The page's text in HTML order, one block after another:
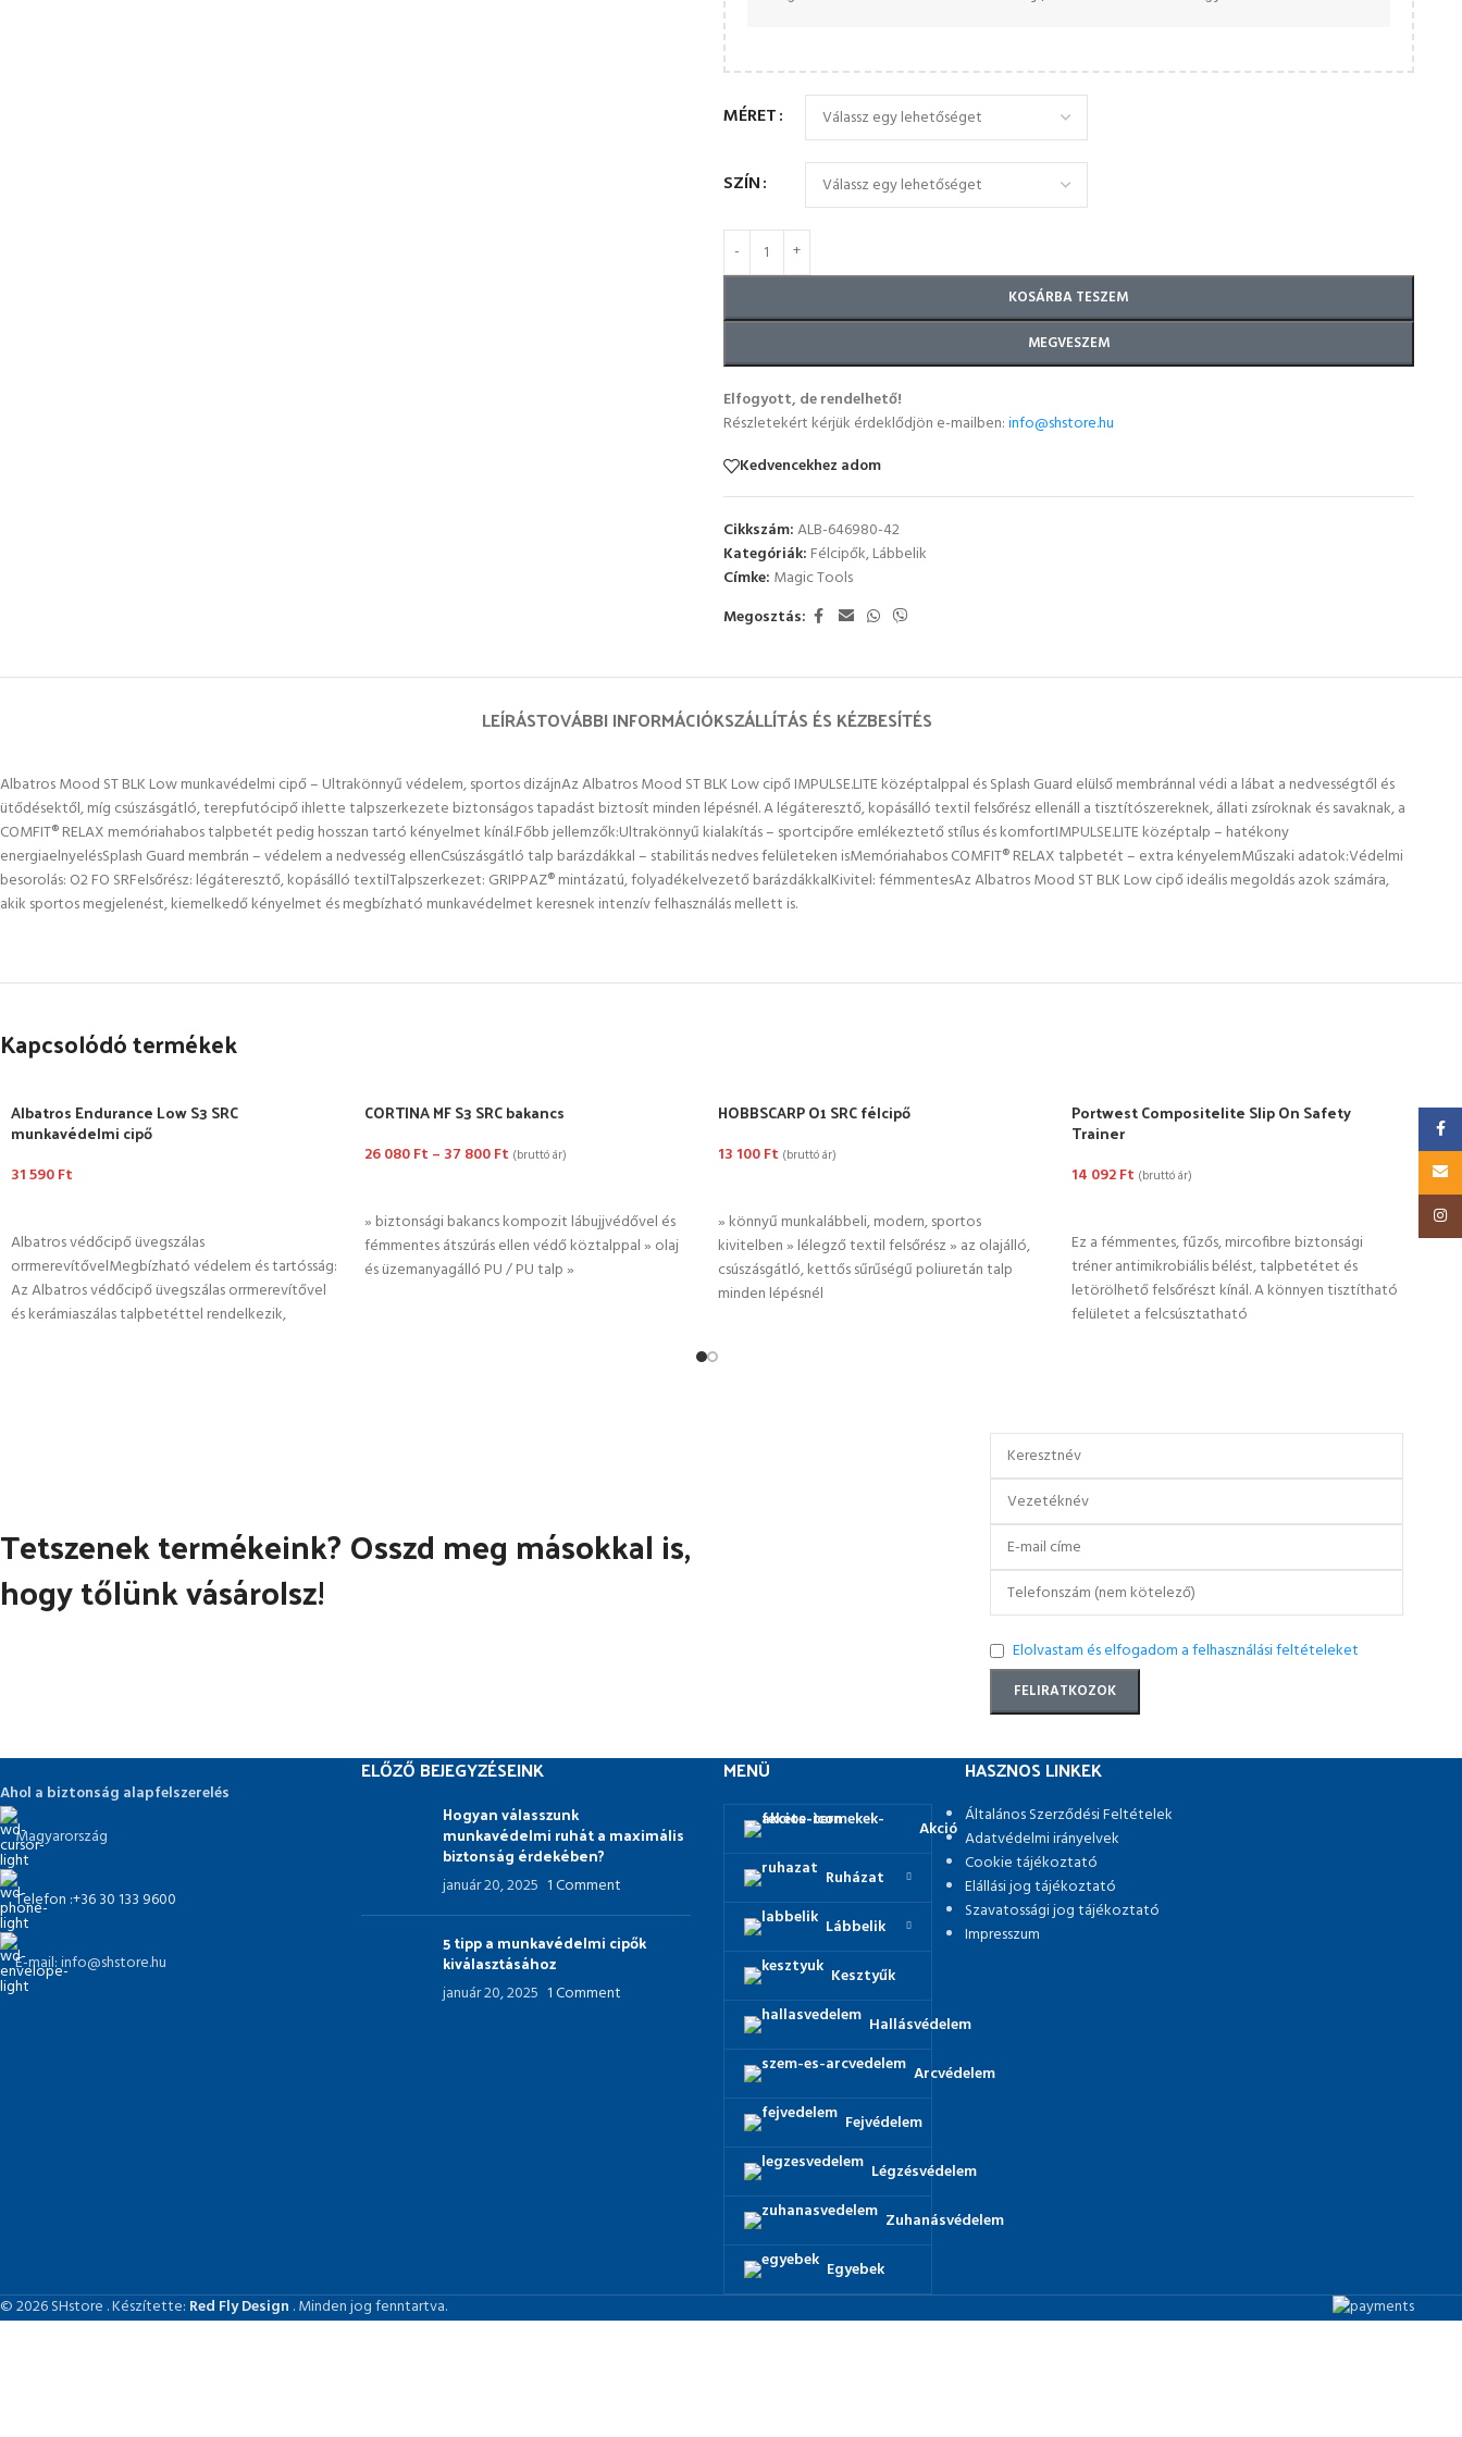
MÉRET
SZÍN
KOSÁRBA TESZEM
MEGVESZEM
Elfogyott, de rendelhető!
Részletekért kérjük érdeklődjön e-mailben:info@shstore.hu
Kedvencekhez adom
Cikkszám:ALB-646980-42
Kategóriák: Félcipők,Lábbelik
Címke: Magic Tools
Megosztás:
LEÍRÁSTOVÁBBI INFORMÁCIÓKSZÁLLÍTÁS ÉS KÉZBESÍTÉS
Albatros Mood ST BLK Low munkavédelmi cipő – Ultrakönnyű védelem, sportos dizájnAz Albatros Mood ST BLK Low cipő IMPULSE.LITE középtalppal és Splash Guard elülső membránnal védi a lábat a nedvességtől és
ütődésektől, míg csúszásgátló, terepfutócipő ihlette talpszerkezete biztonságos tapadást biztosít minden lépésnél. A légáteresztő, kopásálló textil felsőrész ellenáll a tisztítószereknek, állati zsíroknak és savaknak, a
COMFIT® RELAX memóriahabos talpbetét pedig hosszan tartó kényelmet kínál.Főbb jellemzők:Ultrakönnyű kialakítás – sportcipőre emlékeztető stílus és komfortIMPULSE.LITE középtalp – hatékony
energiaelnyelésSplash Guard membrán – védelem a nedvesség ellenCsúszásgátló talp barázdákkal – stabilitás nedves felületeken isMemóriahabos COMFIT® RELAX talpbetét – extra kényelemMűszaki adatok:Védelmi
besorolás: O2 FO SRFelsőrész: légáteresztő, kopásálló textilTalpszerkezet: GRIPPAZ® mintázatú, folyadékelvezető barázdákkalKivitel: fémmentesAz Albatros Mood ST BLK Low cipő ideális megoldás azok számára,
akik sportos megjelenést, kiemelkedő kényelmet és megbízható munkavédelmet keresnek intenzív felhasználás mellett is.
Kapcsolódó termékek
Albatros Endurance Low S3 SRC
munkavédelmi cipő
31 590Ft
Albatros védőcipő üvegszálas
orrmerevítővelMegbízható védelem és tartósság:
Az Albatros védőcipő üvegszálas orrmerevítővel
és kerámiaszálas talpbetéttel rendelkezik,
CORTINA MF S3 SRC bakancs
26 080Ft – 37 800Ft (bruttó ár)
» biztonsági bakancs kompozit lábujjvédővel és
fémmentes átszúrás ellen védő köztalppal » olaj
és üzemanyagálló PU / PU talp »
HOBBSCARP O1 SRC félcipő
13 100Ft (bruttó ár)
» könnyű munkalábbeli, modern, sportos
kivitelben » lélegző textil felsőrész » az olajálló,
csúszásgátló, kettős sűrűségű poliuretán talp
minden lépésnél
Portwest Compositelite Slip On Safety
Trainer
14 092Ft (bruttó ár)
Ez a fémmentes, fűzős, mircofibre biztonsági
tréner antimikrobiális bélést, talpbetétet és
letörölhető felsőrészt kínál. A könnyen tisztítható
felületet a felcsúsztatható
6
»
Tetszenek termékeink? Osszd meg másokkal is,
hogy tőlünk vásárolsz!
Elolvastam és elfogadom a felhasználási feltételeket
Ahol a biztonság alapfelszerelés
Magyarország
Telefon :+36 30 133 9600
E-mail: info@shstore.hu
ELŐZŐ BEJEGYZÉSEINK
Hogyan válasszunk
munkavédelmi ruhát a maximális
biztonság érdekében?
január 20, 2025 1 Comment
5 tipp a munkavédelmi cipők
kiválasztásához
január 20, 2025 1 Comment
MENÜ
Akció
Ruházat
Lábbelik
Kesztyűk
Hallásvédelem
Arcvédelem
Fejvédelem
Légzésvédelem
Zuhanásvédelem
Egyebek
HASZNOS LINKEK
Általános Szerződési Feltételek
Adatvédelmi irányelvek
Cookie tájékoztató
Elállási jog tájékoztató
Szavatossági jog tájékoztató
Impresszum
© 2026 SHstore . Készítette: Red Fly Design . Minden jog fenntartva.
Email